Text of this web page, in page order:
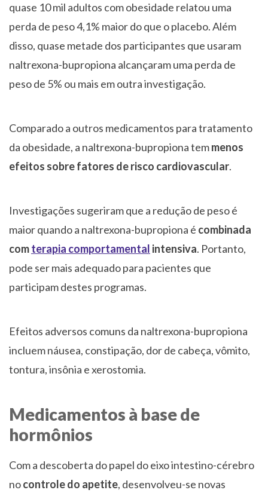
quase 10 mil adultos com obesidade relatou uma
perda de peso 4,1% maior do que o placebo. Além
disso, quase metade dos participantes que usaram
naltrexona-bupropiona alcançaram uma perda de
peso de 5% ou mais em outra investigação.
Comparado a outros medicamentos para tratamento
da obesidade, a naltrexona-bupropiona temmenos
efeitos sobre fatores de risco cardiovascular.
Investigações sugeriram que a redução de peso é
maior quando a naltrexona-bupropiona é combinada
comterapia comportamental intensiva. Portanto,
pode ser mais adequado para pacientes que
participam destes programas.
Efeitos adversos comuns da naltrexona-bupropiona
incluem náusea, constipação, dor de cabeça, vômito,
tontura, insônia e xerostomia.
Medicamentos à base de
hormônios
Com a descoberta do papel do eixo intestino-cérebro
nocontrole do apetite, desenvolveu-se novas